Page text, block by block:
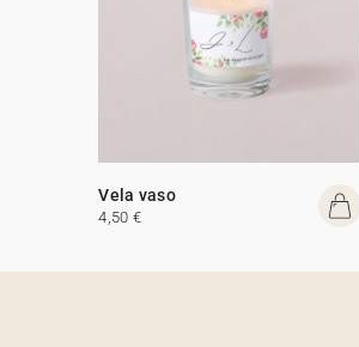
Vela vaso
4,50 €